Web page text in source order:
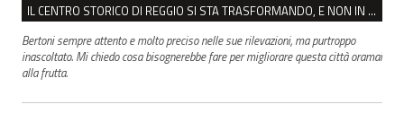
IL CENTRO STORICO DI REGGIO SI STA TRASFORMANDO, E NON IN MEGLIO
Bertoni sempre attento e molto preciso nelle sue rilevazioni, ma purtroppo
inascoltato. Mi chiedo cosa bisognerebbe fare per migliorare questa città oramai
alla frutta.